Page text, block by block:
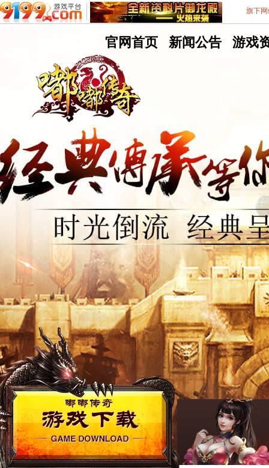
嘟
嘟
传
奇
官网首页
嘟
新闻公告
嘟
游戏
不删档测试8区
旗下